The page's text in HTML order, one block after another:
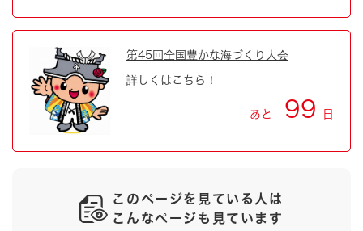
第45回全国豊かな海づくり大会
詳しくはこちら！
あと 99 日
このページを見ている人は
こんなページも見ています